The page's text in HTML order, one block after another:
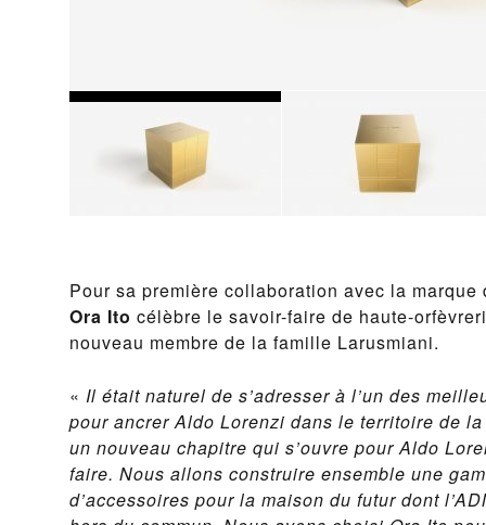
Pour sa première collaboration avec la
Ora Ito célèbre le savoir-faire de haute-
nouveau membre de la famille Larusmiani.
« Il était naturel de s’adresser à l’un des
pour ancrer Aldo Lorenzi dans le territoire de
un nouveau chapitre qui s’ouvre pour Aldo
faire. Nous allons construire ensemble une
d’accessoires pour la maison du futur dont